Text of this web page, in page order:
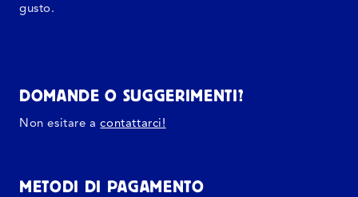
gusto.
DOMANDE O SUGGERIMENTI?
Non esitare acontattarci!
METODI DI PAGAMENTO